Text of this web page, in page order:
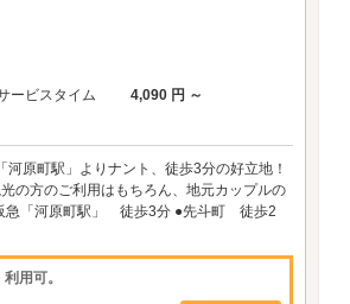
ービスタイム
4,090 円 ～
原町駅」よりナント、徒歩3分の好立地！
の方のご利用はもちろん、地元カップルの
急「河原町駅」 徒歩3分 ●先斗町 徒歩2
用可。